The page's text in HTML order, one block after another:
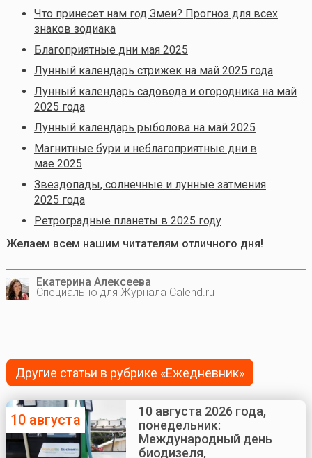
Что принесет нам год Змеи? Прогноз для всех
знаков зодиака
Благоприятные дни мая 2025
Лунный календарь стрижек на май 2025 года
Лунный календарь садовода и огородника на май
2025 года
Лунный календарь рыболова на май 2025
Магнитные бури и неблагоприятные дни в
мае 2025
Звездопады, солнечные и лунные затмения
2025 года
Ретроградные планеты в 2025 году
Желаем всем нашим читателям отличного дня!
Екатерина Алексеева
Специально для Журнала Calend.ru
Другие статьи в рубрике «Ежедневник»
10 августа
10 августа 2026 года,
понедельник:
Международный день
биодизеля,